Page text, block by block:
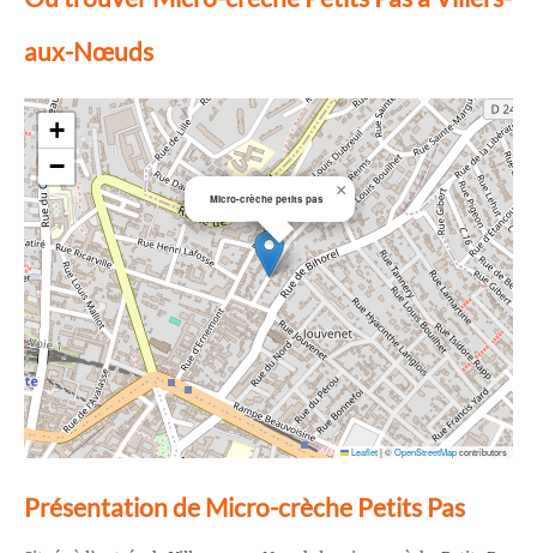
aux-Nœuds
Micro-crèche petits pas ×
+
−
Leaflet|©OpenStreetMapcontributors
Présentation de Micro-crèche Petits Pas